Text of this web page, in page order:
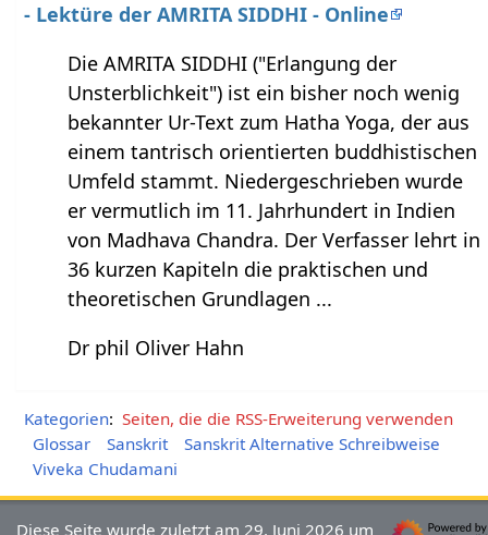
- Lektüre der AMRITA SIDDHI - Online
Die AMRITA SIDDHI ("Erlangung der
Unsterblichkeit") ist ein bisher noch wenig
bekannter Ur-Text zum Hatha Yoga, der aus
einem tantrisch orientierten buddhistischen
Umfeld stammt. Niedergeschrieben wurde
er vermutlich im 11. Jahrhundert in Indien
von Madhava Chandra. Der Verfasser lehrt in
36 kurzen Kapiteln die praktischen und
theoretischen Grundlagen ...
Dr phil Oliver Hahn
Kategorien: Seiten, die die RSS-Erweiterung verwenden
Glossar
Sanskrit
Sanskrit Alternative Schreibweise
Viveka Chudamani
Diese Seite wurde zuletzt am 29. Juni 2026 um